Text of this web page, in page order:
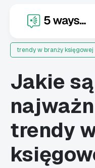
trendy w branży księgowej
Jakie są
trendy